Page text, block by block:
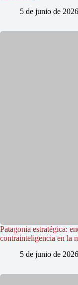
5 de junio de 2026
Patagonia estratégica:
contrainteligencia en la
5 de junio de 2026